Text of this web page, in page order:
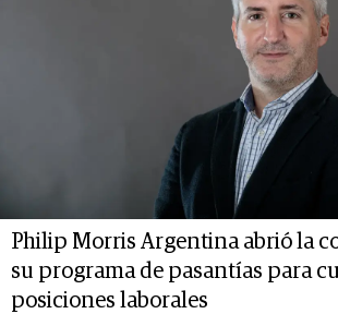
Philip Morris Argentina abrió la
su programa de pasantías para
posiciones laborales